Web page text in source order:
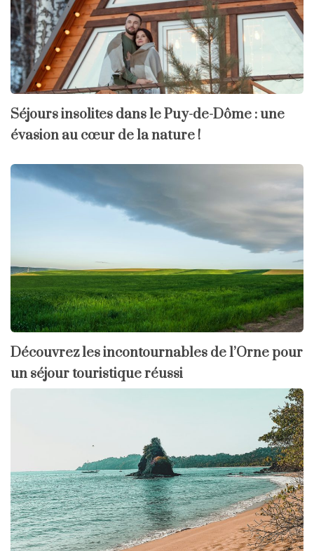
Séjours insolites dans le Puy-de-Dôme : une
évasion au cœur de la nature !
Découvrez les incontournables de l’Orne pour
un séjour touristique réussi